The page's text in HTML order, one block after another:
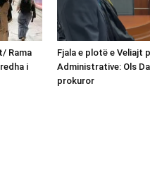
Rama
i
Fjala e plotë e Veliajt
Administrative: Ols
prokuror